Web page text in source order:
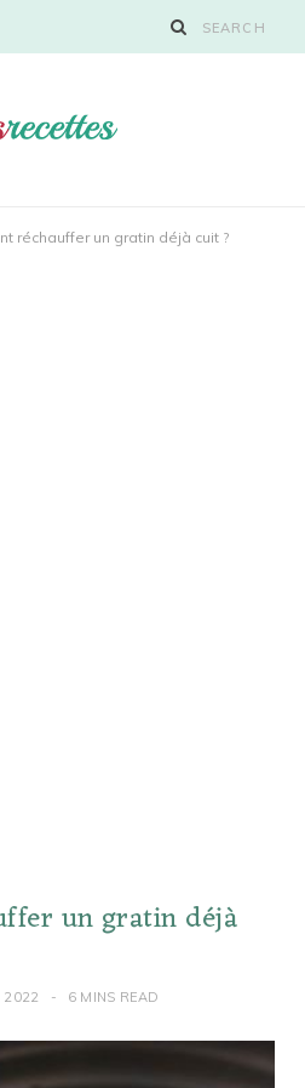
réchauffer un gratin déjà cuit ?
un gratin déjà
2022 6 MINS READ